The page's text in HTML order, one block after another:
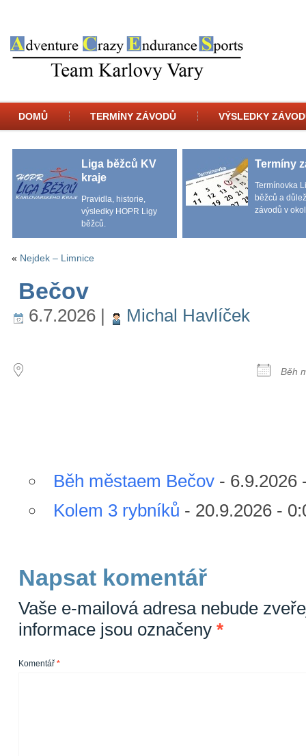
DOMŮ TERMÍNY ZÁVODŮ VÝSLEDKY
Liga běžců KV
kraje
Pravidla, historie,
výsledky HOPR Ligy
běžců.
Termíny
Termínovka
běžců a
závodů v
« Nejdek – Limnice
Bečov
6.7.2026 |
Michal Havlíček
Běh
Běh městaem Bečov - 6.9.2026
Kolem 3 rybníků - 20.9.2026 -
Napsat komentář
Vaše e-mailová adresa nebude
informace jsou označeny *
Komentář *